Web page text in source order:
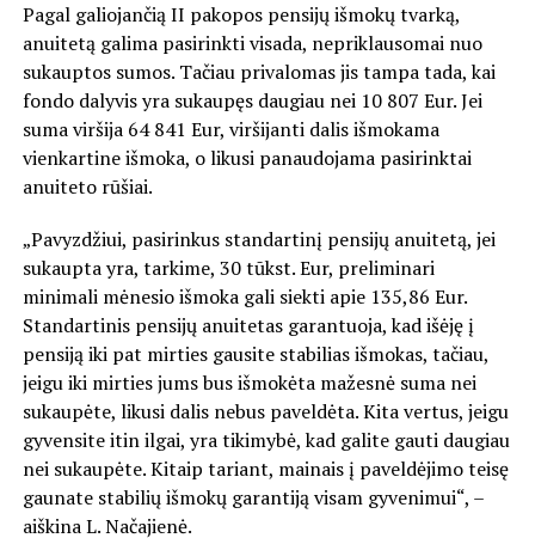
Pagal galiojančią II pakopos pensijų išmokų tvarką,
anuitetą galima pasirinkti visada, nepriklausomai nuo
sukauptos sumos. Tačiau privalomas jis tampa tada, kai
fondo dalyvis yra sukaupęs daugiau nei 10 807 Eur. Jei
suma viršija 64 841 Eur, viršijanti dalis išmokama
vienkartine išmoka, o likusi panaudojama pasirinktai
anuiteto rūšiai.
„Pavyzdžiui, pasirinkus standartinį pensijų anuitetą, jei
sukaupta yra, tarkime, 30 tūkst. Eur, preliminari
minimali mėnesio išmoka gali siekti apie 135,86 Eur.
Standartinis pensijų anuitetas garantuoja, kad išėję į
pensiją iki pat mirties gausite stabilias išmokas, tačiau,
jeigu iki mirties jums bus išmokėta mažesnė suma nei
sukaupėte, likusi dalis nebus paveldėta. Kita vertus, jeigu
gyvensite itin ilgai, yra tikimybė, kad galite gauti daugiau
nei sukaupėte. Kitaip tariant, mainais į paveldėjimo teisę
gaunate stabilių išmokų garantiją visam gyvenimui“, –
aiškina L. Načajienė.